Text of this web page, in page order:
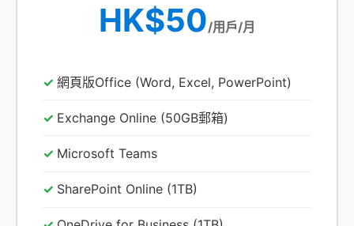
HK$50/用戶/月
網頁版Office (Word, Excel, PowerPoint)
Exchange Online (50GB郵箱)
Microsoft Teams
SharePoint Online (1TB)